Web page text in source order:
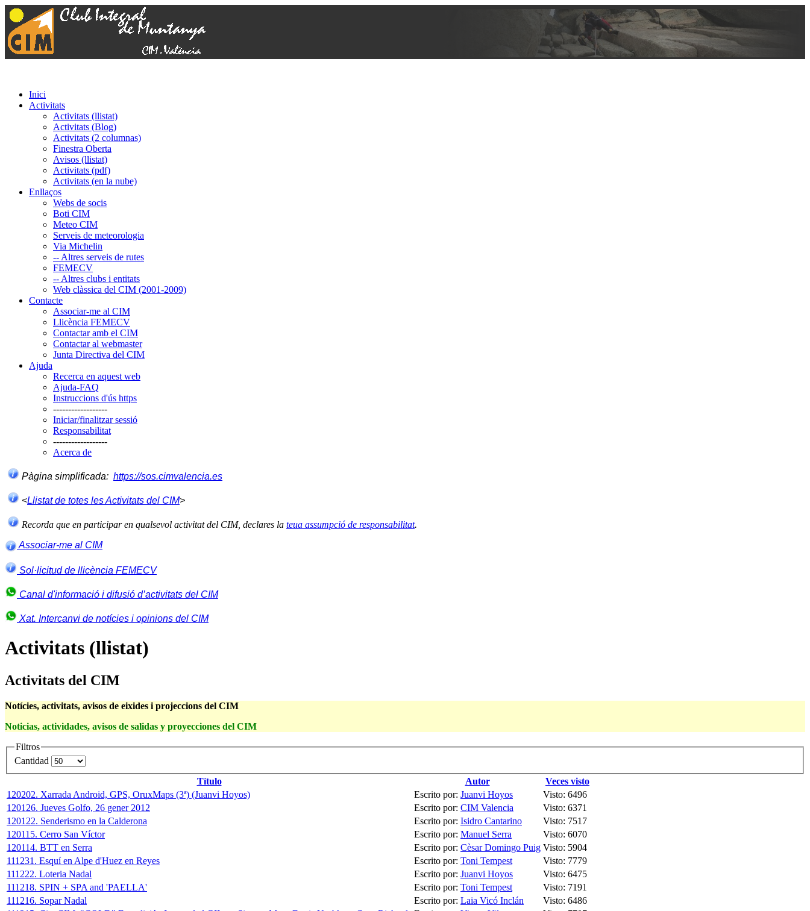
Inici
Activitats
Activitats (llistat)
Activitats (Blog)
Activitats (2 columnas)
Finestra Oberta
Avisos (llistat)
Activitats (pdf)
Activitats (en la nube)
Enllaços
Webs de socis
Boti CIM
Meteo CIM
Serveis de meteorologia
Via Michelin
-- Altres serveis de rutes
FEMECV
-- Altres clubs i entitats
Web clàssica del CIM (2001-2009)
Contacte
Associar-me al CIM
Llicència FEMECV
Contactar amb el CIM
Contactar al webmaster
Junta Directiva del CIM
Ajuda
Recerca en aquest web
Ajuda-FAQ
Instruccions d'ús https
------------------
Iniciar/finalitzar sessió
Responsabilitat
------------------
Acerca de
Pàgina simplificada: https://sos.cimvalencia.es
<Llistat de totes les Activitats del CIM>
Recorda que en participar en qualsevol activitat del CIM, declares la teua assumpció de responsabilitat.
Associar-me al CIM
Sol·licitud de llicència FEMECV
Canal d'informació i difusió d’activitats del CIM
Xat. Intercanvi de notícies i opinions del CIM
Activitats (llistat)
Activitats del CIM
Notícies, activitats, avisos de eixides i projeccions del CIM
Noticias, actividades, avisos de salidas y proyecciones del CIM
Filtros
Cantidad
Título
Autor
Veces visto
120202. Xarrada Android, GPS, OruxMaps (3ª) (Juanvi Hoyos)
Escrito por: Juanvi Hoyos
Visto: 6496
120126. Jueves Golfo, 26 gener 2012
Escrito por: CIM Valencia
Visto: 6371
120122. Senderismo en la Calderona
Escrito por: Isidro Cantarino
Visto: 7517
120115. Cerro San Víctor
Escrito por: Manuel Serra
Visto: 6070
120114. BTT en Serra
Escrito por: Cèsar Domingo Puig Visto: 5904
111231. Esquí en Alpe d'Huez en Reyes
Escrito por: Toni Tempest
Visto: 7779
111222. Loteria Nadal
Escrito por: Juanvi Hoyos
Visto: 6475
111218. SPIN + SPA and 'PAELLA'
Escrito por: Toni Tempest
Visto: 7191
111216. Sopar Nadal
Escrito por: Laia Vicó Inclán
Visto: 6486